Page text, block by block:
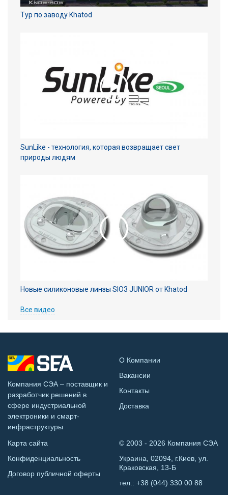
Тур по заводу Khatod
SunLike - технология, которая возвращает свет
природы людям
Новые силиконовые линзы SIO3 JUNIOR от Khatod
Все видео
Компания СЭА – поставщик и
разработчик решений в
сфере индустриальной
электроники и смарт-
инфраструктуры
О Компании
Вакансии
Контакты
Доставка
Карта сайта
Конфиденциальность
Договор публичной оферты
© 2003 - 2026 Компания СЭА
Украина, 02094, г.Киев, ул.
Краковская, 13-Б
тел.: +38 (044) 330 00 88